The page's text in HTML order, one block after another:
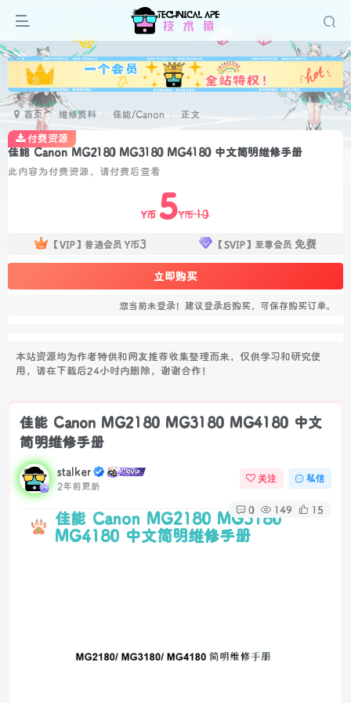
广告
首页 维修资料 佳能/Canon 正文
佳能 Canon MG2180 MG3180 MG4180 中文简明维修手册
此内容为付费资源，请付费后查看
Y币 5Y币10
【VIP】普通会员 Y币3 【SVIP】至尊会员 免费
立即购买
您当前未登录！建议登录后购买，可保存购买订单。
本站资源均为作者特供和网友推荐收集整理而来，仅供学习和研究使
用，请在下载后24小时内删除，谢谢合作！
付费资源
佳能 Canon MG2180 MG3180 MG4180 中文
简明维修手册
stalker
2年前更新
关注 私信
0 149 15
佳能 Canon MG2180 MG3180
MG4180 中文简明维修手册
温馨提示：扫描QQ二维码加站长微信,点击二维码加群！